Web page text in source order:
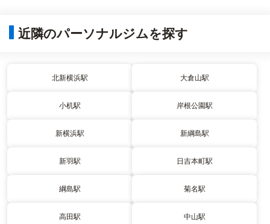
近隣のパーソナルジムを探す
北新横浜駅 大倉山駅
小机駅 岸根公園駅
新横浜駅 新綱島駅
新羽駅 日吉本町駅
綱島駅 菊名駅
高田駅 中山駅